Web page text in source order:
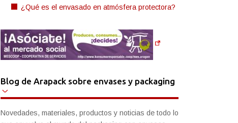
¿Qué es el envasado en atmósfera protectora?
Blog de Arapack sobre envases y packaging
Novedades, materiales, productos y noticias de todo lo